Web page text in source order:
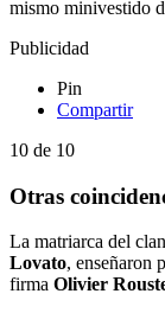
mismo minivestido
Publicidad
Pin
Compartir
10 de 10
Otras
La matriarca del
Lovato, enseñaron
firma Olivier